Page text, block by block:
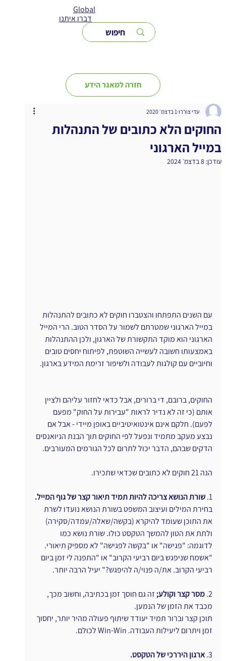
Global
דברו איתנו
חזרה למאגר הידע
החוקים הלא כתובים של התנהלות
במייל הארגוני
עדי צוררו 1 בדצמ׳ 2020
עודכן: 8 בדצמ׳ 2024
עם השנים התפתחו והצטברו חוקים לא כתובים להתנהלות
במייל הארגוני שמטרתם לשמור על הסדר הטוב. הרי המייל
הארגוני הוא מוקד התקשורת של הארגון, ולכן ההתנהלות
באמצעותו חשובה לעשייה השוטפת, לפיתוח יחסים טובים
וחיוביים עם קולגות לעבודה ולשיפור זרימת המידע בארגון.
החוקים, ברובם, די ברורים, אבל כדאי לחזור עליהם ולציין
אותם (כי זה לא נדיר לראות "עבירות על החוק" מפעם
לפעם). חלקם אינם אינטואיטיביים באופן מיידי - אבל אם
נבצע מעקב מתמיד ונפעל לפי החוקים תוך הבנת הניואנסים
הדקים שבהם, הדבר יכול לתרום לכל הגורמים המעורבים.
הנה 21 חוקים לא כתובים שכדאי שתכירו.
1. שורת הנושא צריכה להיות תמיד תיאור קצר של גוף המייל.
בחירת המילים ועיצוב המשפט בשורת הנושא נועדו לשרת
את התוכן שעומד להיקרא (בקשה/שאלה/עמדה/סקירה)
ולתת את הטון להמשך הטקסט כולו. שורת נושא כמו
לדוגמה: "פגישה" או "בקשה לפגישה" לא מספיק תיאורי.
"אשמח שניפגש ביום רביעי הקרוב" או "התפנה לי זמן ביום
רביעי הקרוב. את/ה פנוי/ה להיפגש?" יעיל הרבה יותר.
2. מסר קצר וקולע; זה גם חוסך זמן בכתיבה, וחשוב מכך,
מכבד את הזמן של הנמען.
תוכן קצר וברור תמיד יעודד שיתוף פעולה מהיר יותר, יחסוך
זמן ויתרום ליעילות העבודה. Win-Win לכולם.
3. ארגון היררכי של הטקסט.